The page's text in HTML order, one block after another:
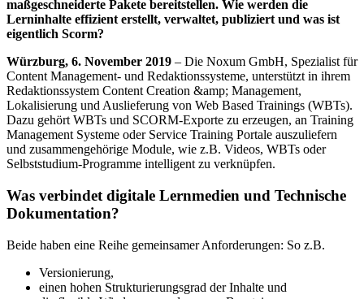
maßgeschneiderte Pakete bereitstellen. Wie werden die
Lerninhalte effizient erstellt, verwaltet, publiziert und was ist
eigentlich Scorm?
Würzburg, 6. November 2019 – Die Noxum GmbH, Spezialist für
Content Management- und Redaktionssysteme, unterstützt in ihrem
Redaktionssystem Content Creation &amp; Management,
Lokalisierung und Auslieferung von Web Based Trainings (WBTs).
Dazu gehört WBTs und SCORM-Exporte zu erzeugen, an Training
Management Systeme oder Service Training Portale auszuliefern
und zusammengehörige Module, wie z.B. Videos, WBTs oder
Selbststudium-Programme intelligent zu verknüpfen.
Was verbindet digitale Lernmedien und Technische
Dokumentation?
Beide haben eine Reihe gemeinsamer Anforderungen: So z.B.
Versionierung,
einen hohen Strukturierungsgrad der Inhalte und